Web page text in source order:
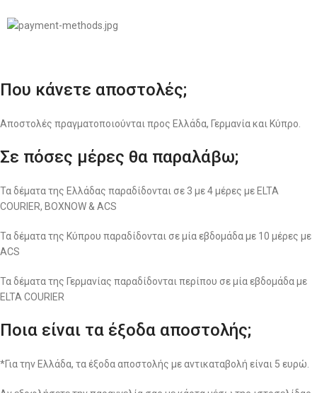
Που κάνετε αποστολές;
Αποστολές πραγματοποιούνται προς Ελλάδα, Γερμανία και Κύπρο.
Σε πόσες μέρες θα παραλάβω;
Τα δέματα της Ελλάδας παραδίδονται σε 3 με 4 μέρες με ELTA
COURIER, BOXNOW & ACS
Τα δέματα της Κύπρου παραδίδονται σε μία εβδομάδα με 10 μέρες με
ACS
Τα δέματα της Γερμανίας παραδίδονται περίπου σε μία εβδομάδα με
ELTA COURIER
Ποια είναι τα έξοδα αποστολής;
*Για την Ελλάδα, τα έξοδα αποστολής με αντικαταβολή είναι 5 ευρώ.